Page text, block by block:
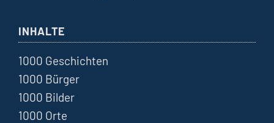
INHALTE
1000 Geschichten
1000 Bürger
1000 Bilder
1000 Orte